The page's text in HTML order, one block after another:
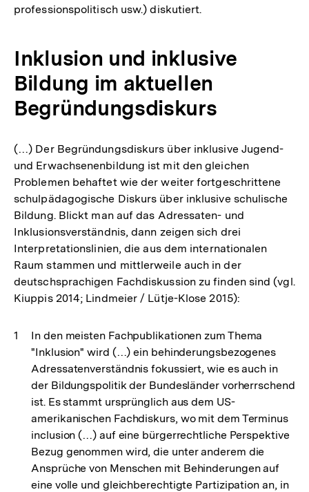
professionspolitisch usw.) diskutiert.
Inklusion und inklusive
Bildung im aktuellen
Begründungsdiskurs
(…) Der Begründungsdiskurs über inklusive Jugend-
und Erwachsenenbildung ist mit den gleichen
Problemen behaftet wie der weiter fortgeschrittene
schulpädagogische Diskurs über inklusive schulische
Bildung. Blickt man auf das Adressaten- und
Inklusionsverständnis, dann zeigen sich drei
Interpretationslinien, die aus dem internationalen
Raum stammen und mittlerweile auch in der
deutschsprachigen Fachdiskussion zu finden sind (vgl.
Kiuppis 2014; Lindmeier / Lütje-Klose 2015):
In den meisten Fachpublikationen zum Thema
"Inklusion" wird (…) ein behinderungsbezogenes
Adressatenverständnis fokussiert, wie es auch in
der Bildungspolitik der Bundesländer vorherrschend
ist. Es stammt ursprünglich aus dem US-
amerikanischen Fachdiskurs, wo mit dem Terminus
inclusion (…) auf eine bürgerrechtliche Perspektive
Bezug genommen wird, die unter anderem die
Ansprüche von Menschen mit Behinderungen auf
eine volle und gleichberechtigte Partizipation an, in